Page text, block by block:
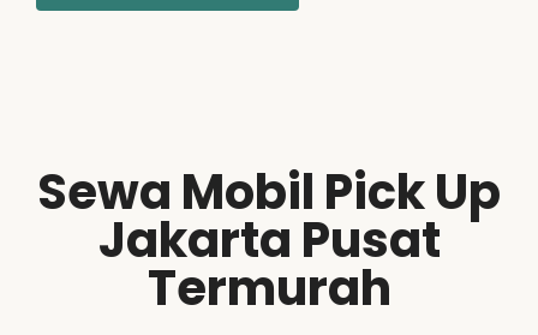
Sewa Mobil Pick Up
Jakarta Pusat
Termurah